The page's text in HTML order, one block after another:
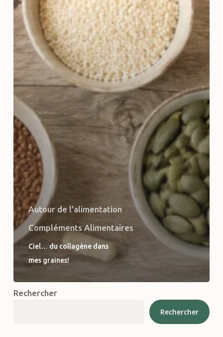
Autour de l'alimentation
Compléments Alimentaires
Ciel… du collagène dans
mes graines!
Rechercher
Rechercher